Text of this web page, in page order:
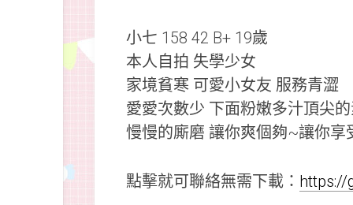
小七 158 42 B+ 19歲
本人自拍 失學少女
家境貧寒 可愛小女友 服務青澀
愛愛次數少 下面粉嫩多汁頂尖
慢慢的廝磨 讓你爽個夠~讓你享
點擊就可聯絡無需下載： https://